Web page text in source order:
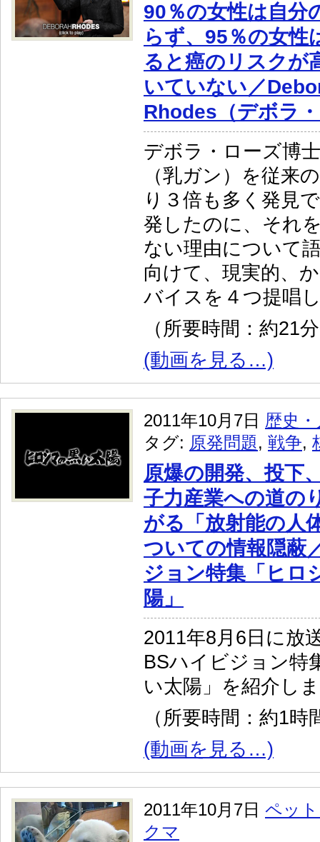
90％の女性は自分
らず、95％の女性
ると癌のリスクが
いていない／
Rhodes（デボラ
デボラ・ローズ博
（乳ガン）を従来
り３倍も多く発見
発したのに、それ
ない理由について
向けて、現実的、
バイスを４つ提唱
（所要時間：約21
(動画を見る…)
2011年10月7日 歴史
タグ: 原発問題, 戦争,
原爆の開発、投下
子力産業への道の
がる「放射能の人
ついての情報隠蔽
ジョン特集「ヒロ
陽」
2011年8月6日に放
BSハイビジョン特
い太陽」を紹介し
（所要時間：約1時
(動画を見る…)
2011年10月7日 ペッ
クマ